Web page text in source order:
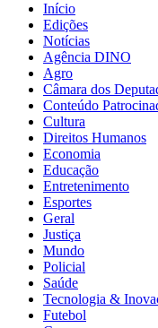
Início
Edições
Notícias
Agência DINO
Agro
Câmara dos
Conteúdo
Cultura
Direitos Humanos
Economia
Educação
Entretenimento
Esportes
Geral
Justiça
Mundo
Policial
Saúde
Tecnologia &
Futebol